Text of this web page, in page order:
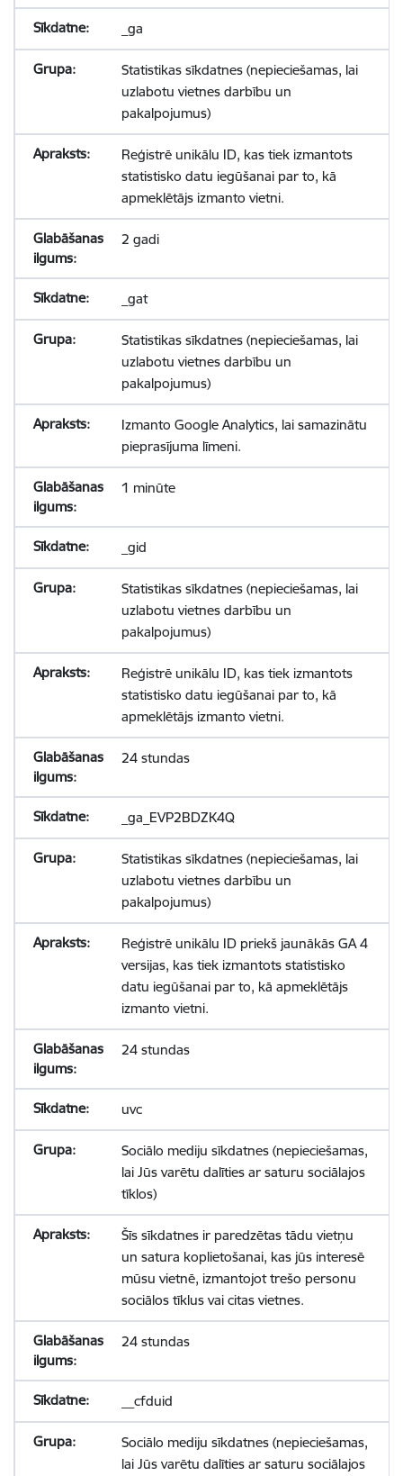
_ga
Statistikas sīkdatnes (nepieciešamas, lai
uzlabotu vietnes darbību un
pakalpojumus)
Reģistrē unikālu ID, kas tiek izmantots
statistisko datu iegūšanai par to, kā
apmeklētājs izmanto vietni.
2 gadi
_gat
Statistikas sīkdatnes (nepieciešamas, lai
uzlabotu vietnes darbību un
pakalpojumus)
Izmanto Google Analytics, lai samazinātu
pieprasījuma līmeni.
1 minūte
_gid
Statistikas sīkdatnes (nepieciešamas, lai
uzlabotu vietnes darbību un
pakalpojumus)
Reģistrē unikālu ID, kas tiek izmantots
statistisko datu iegūšanai par to, kā
apmeklētājs izmanto vietni.
24 stundas
_ga_EVP2BDZK4Q
Statistikas sīkdatnes (nepieciešamas, lai
uzlabotu vietnes darbību un
pakalpojumus)
Reģistrē unikālu ID priekš jaunākās GA 4
versijas, kas tiek izmantots statistisko
datu iegūšanai par to, kā apmeklētājs
izmanto vietni.
24 stundas
uvc
Sociālo mediju sīkdatnes (nepieciešamas,
lai Jūs varētu dalīties ar saturu sociālajos
tīklos)
Šīs sīkdatnes ir paredzētas tādu vietņu
un satura koplietošanai, kas jūs interesē
mūsu vietnē, izmantojot trešo personu
sociālos tīklus vai citas vietnes.
24 stundas
__cfduid
Sociālo mediju sīkdatnes (nepieciešamas,
lai Jūs varētu dalīties ar saturu sociālajos